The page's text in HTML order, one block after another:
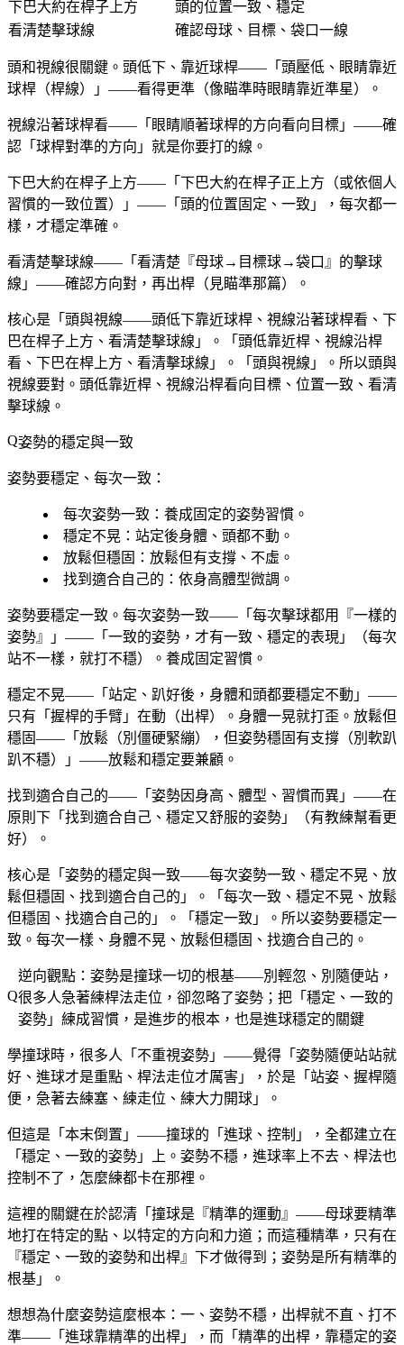
下巴大約在桿子上方
頭的位置一致、穩定
看清楚擊球線
確認母球、目標、袋口一線
頭和視線很關鍵。頭低下、靠近球桿——「頭壓低、眼睛靠近
球桿（桿線）」——看得更準（像瞄準時眼睛靠近準星）。
視線沿著球桿看——「眼睛順著球桿的方向看向目標」——確
認「球桿對準的方向」就是你要打的線。
下巴大約在桿子上方——「下巴大約在桿子正上方（或依個人
習慣的一致位置）」——「頭的位置固定、一致」，每次都一
樣，才穩定準確。
看清楚擊球線——「看清楚『母球→目標球→袋口』的擊球
線」——確認方向對，再出桿（見瞄準那篇）。
核心是「頭與視線——頭低下靠近球桿、視線沿著球桿看、下
巴在桿子上方、看清楚擊球線」。「頭低靠近桿、視線沿桿
看、下巴在桿上方、看清擊球線」。「頭與視線」。所以頭與
視線要對。頭低靠近桿、視線沿桿看向目標、位置一致、看清
擊球線。
姿勢的穩定與一致
姿勢要穩定、每次一致：
每次姿勢一致 ：養成固定的姿勢習慣。
穩定不晃 ：站定後身體、頭都不動。
放鬆但穩固 ：放鬆但有支撐、不虛。
找到適合自己的 ：依身高體型微調。
姿勢要穩定一致。每次姿勢一致——「每次擊球都用『一樣的
姿勢』」——「一致的姿勢，才有一致、穩定的表現」（每次
站不一樣，就打不穩）。養成固定習慣。
穩定不晃——「站定、趴好後，身體和頭都要穩定不動」——
只有「握桿的手臂」在動（出桿）。身體一晃就打歪。放鬆但
穩固——「放鬆（別僵硬緊繃），但姿勢穩固有支撐（別軟趴
趴不穩）」——放鬆和穩定要兼顧。
找到適合自己的——「姿勢因身高、體型、習慣而異」——在
原則下「找到適合自己、穩定又舒服的姿勢」（有教練幫看更
好）。
核心是「姿勢的穩定與一致——每次姿勢一致、穩定不晃、放
鬆但穩固、找到適合自己的」。「每次一致、穩定不晃、放鬆
但穩固、找適合自己的」。「穩定一致」。所以姿勢要穩定一
致。每次一樣、身體不晃、放鬆但穩固、找適合自己的。
逆向觀點：姿勢是撞球一切的根基——別輕忽、別隨便站，
很多人急著練桿法走位，卻忽略了姿勢；把「穩定、一致的
姿勢」練成習慣，是進步的根本，也是進球穩定的關鍵
學撞球時，很多人「不重視姿勢」——覺得「姿勢隨便站站就
好、進球才是重點、桿法走位才厲害」，於是「站姿、握桿隨
便，急著去練塞、練走位、練大力開球」。
但這是「本末倒置」——撞球的「進球、控制」，全都建立在
「穩定、一致的姿勢」上。姿勢不穩，進球率上不去、桿法也
控制不了，怎麼練都卡在那裡。
這裡的關鍵在於認清「撞球是『精準的運動』——母球要精準
地打在特定的點、以特定的方向和力道；而這種精準，只有在
『穩定、一致的姿勢和出桿』下才做得到；姿勢是所有精準的
根基」。
想想為什麼姿勢這麼根本：一、姿勢不穩，出桿就不直、打不
準——「進球靠精準的出桿」，而「精準的出桿，靠穩定的姿